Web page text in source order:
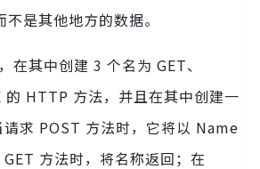
是其他地方的数据。
在其中创建 3 个名为 GET、
的 HTTP 方法，并且在其中创建一
求 POST 方法时，它将以 Name
方法时，将名称返回；在